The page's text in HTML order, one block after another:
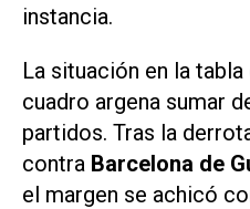
instancia.
La situación en la
cuadro argena sumar
partidos. Tras la
contra Barcelona de
el margen se achicó